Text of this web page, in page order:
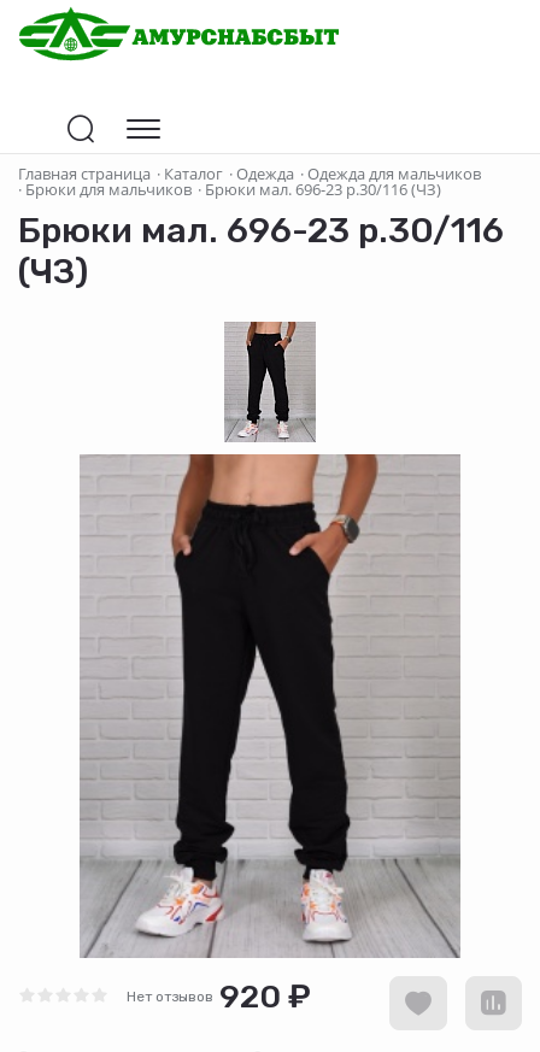
Главная страница · Каталог ·Одежда ·Одежда для мальчиков
· Брюки для мальчиков · Брюки мал. 696-23 р.30/116 (ЧЗ)
Брюки мал. 696-23 р.30/116
(ЧЗ)
Нет отзывов 920 ₽